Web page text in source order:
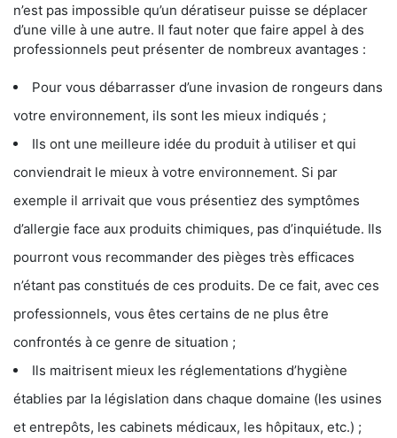
n’est pas impossible qu’un dératiseur puisse se déplacer
d’une ville à une autre. Il faut noter que faire appel à des
professionnels peut présenter de nombreux avantages :
Pour vous débarrasser d’une invasion de rongeurs dans
votre environnement, ils sont les mieux indiqués ;
Ils ont une meilleure idée du produit à utiliser et qui
conviendrait le mieux à votre environnement. Si par
exemple il arrivait que vous présentiez des symptômes
d’allergie face aux produits chimiques, pas d’inquiétude. Ils
pourront vous recommander des pièges très efficaces
n’étant pas constitués de ces produits. De ce fait, avec ces
professionnels, vous êtes certains de ne plus être
confrontés à ce genre de situation ;
Ils maitrisent mieux les réglementations d’hygiène
établies par la législation dans chaque domaine (les usines
et entrepôts, les cabinets médicaux, les hôpitaux, etc.) ;